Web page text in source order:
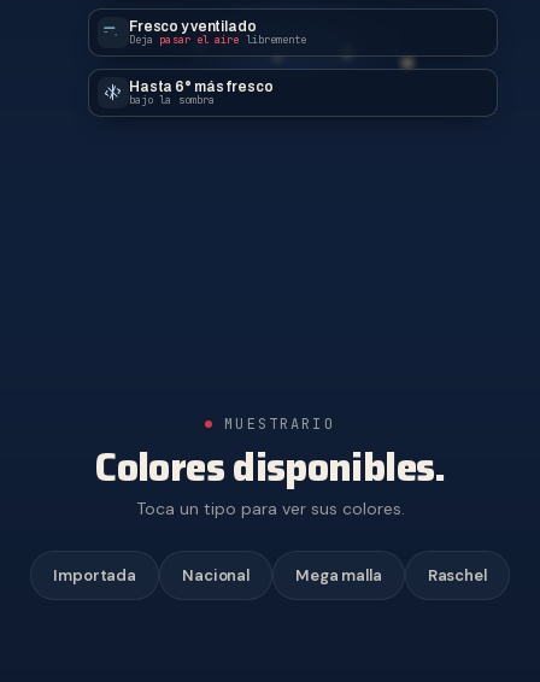
Fresco y ventilado
Deja pasar el aire libremente
Hasta 6° más fresco
bajo la sombra
MUESTRARIO
Colores disponibles.
Toca un tipo para ver sus colores.
Importada Nacional Mega malla Raschel